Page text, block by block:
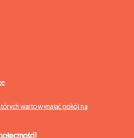
warto wynająć pokój na